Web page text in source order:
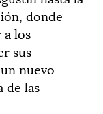
donde
los
sus
nuevo
de las